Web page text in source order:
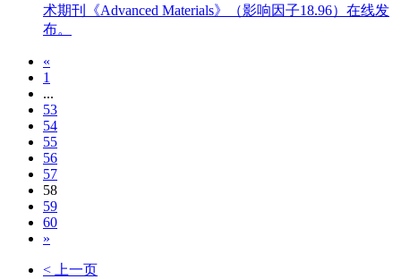
术期刊《Advanced Materials》（影响因子18.96）在线发
布。
«
1
...
53
54
55
56
57
58
59
60
»
< 上一页